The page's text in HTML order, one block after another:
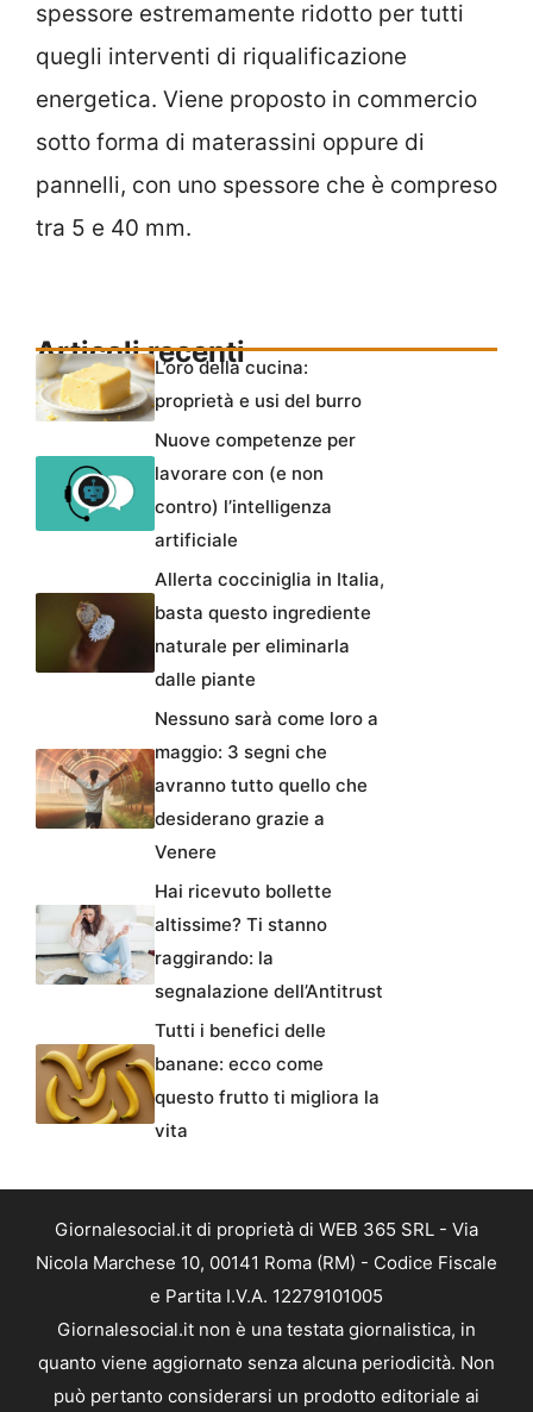
spessore estremamente ridotto per tutti
quegli interventi di riqualificazione
energetica. Viene proposto in commercio
sotto forma di materassini oppure di
pannelli, con uno spessore che è compreso
tra 5 e 40 mm.
Articoli recenti
L’oro della cucina:
proprietà e usi del burro
Nuove competenze per
lavorare con (e non
contro) l’intelligenza
artificiale
Allerta cocciniglia in Italia,
basta questo ingrediente
naturale per eliminarla
dalle piante
Nessuno sarà come loro a
maggio: 3 segni che
avranno tutto quello che
desiderano grazie a
Venere
Hai ricevuto bollette
altissime? Ti stanno
raggirando: la
segnalazione dell’Antitrust
Tutti i benefici delle
banane: ecco come
questo frutto ti migliora la
vita
Giornalesocial.it di proprietà di WEB 365 SRL - Via
Nicola Marchese 10, 00141 Roma (RM) - Codice Fiscale
e Partita I.V.A. 12279101005
Giornalesocial.it non è una testata giornalistica, in
quanto viene aggiornato senza alcuna periodicità. Non
può pertanto considerarsi un prodotto editoriale ai